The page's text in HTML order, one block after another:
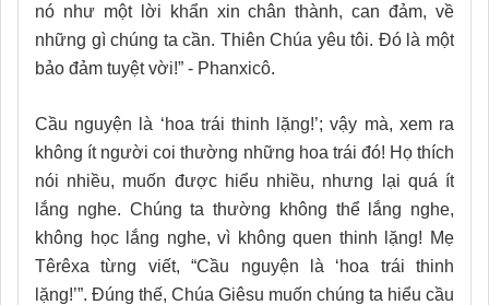
nó như một lời khẩn xin chân thành, can đảm, về
những gì chúng ta cần. Thiên Chúa yêu tôi. Đó là một
bảo đảm tuyệt vời!” - Phanxicô.
Cầu nguyện là ‘hoa trái thinh lặng!’; vậy mà, xem ra
không ít người coi thường những hoa trái đó! Họ thích
nói nhiều, muốn được hiểu nhiều, nhưng lại quá ít
lắng nghe. Chúng ta thường không thể lắng nghe,
không học lắng nghe, vì không quen thinh lặng! Mẹ
Têrêxa từng viết, “Cầu nguyện là ‘hoa trái thinh
lặng!’”. Đúng thế, Chúa Giêsu muốn chúng ta hiểu cầu